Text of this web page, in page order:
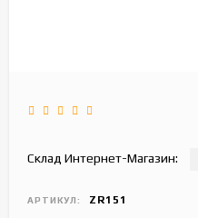
Склад Интернет-Магазин:
АРТИКУЛ: ZR151